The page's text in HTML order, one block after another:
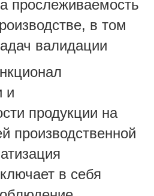
прослеживаемость
в том
валидации
и
продукции на
производственной
в себя